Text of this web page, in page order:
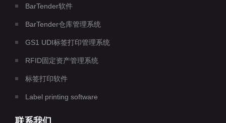
BarTender软件
BarTender仓库管理系统
GS1 UDI标签打印管理系统
RFID固定资产管理系统
标签打印软件
Label printing software
联系我们